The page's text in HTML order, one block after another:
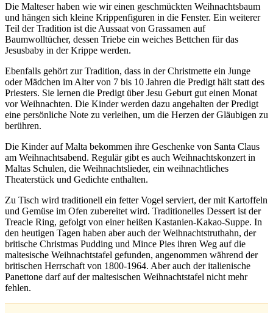
Die Malteser haben wie wir einen geschmückten Weihnachtsbaum
und hängen sich kleine Krippenfiguren in die Fenster. Ein weiterer
Teil der Tradition ist die Aussaat von Grassamen auf
Baumwolltücher, dessen Triebe ein weiches Bettchen für das
Jesusbaby in der Krippe werden.
Ebenfalls gehört zur Tradition, dass in der Christmette ein Junge
oder Mädchen im Alter von 7 bis 10 Jahren die Predigt hält statt des
Priesters. Sie lernen die Predigt über Jesu Geburt gut einen Monat
vor Weihnachten. Die Kinder werden dazu angehalten der Predigt
eine persönliche Note zu verleihen, um die Herzen der Gläubigen zu
berühren.
Die Kinder auf Malta bekommen ihre Geschenke von Santa Claus
am Weihnachtsabend. Regulär gibt es auch Weihnachtskonzert in
Maltas Schulen, die Weihnachtslieder, ein weihnachtliches
Theaterstück und Gedichte enthalten.
Zu Tisch wird traditionell ein fetter Vogel serviert, der mit Kartoffeln
und Gemüse im Ofen zubereitet wird. Traditionelles Dessert ist der
Treacle Ring, gefolgt von einer heißen Kastanien-Kakao-Suppe. In
den heutigen Tagen haben aber auch der Weihnachtstruthahn, der
britische Christmas Pudding und Mince Pies ihren Weg auf die
maltesische Weihnachtstafel gefunden, angenommen während der
britischen Herrschaft von 1800-1964. Aber auch der italienische
Panettone darf auf der maltesischen Weihnachtstafel nicht mehr
fehlen.